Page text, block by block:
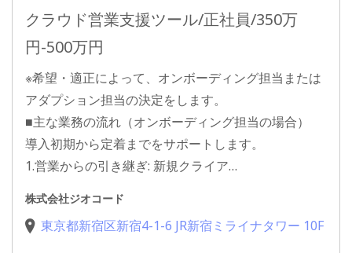
クラウド営業支援ツール/正社員/350万
円-500万円
※希望・適正によって、オンボーディング担当または
アダプション担当の決定をします。
■主な業務の流れ（オンボーディング担当の場合）
導入初期から定着までをサポートします。
1.営業からの引き継ぎ: 新規クライア…
株式会社ジオコード
東京都新宿区新宿4-1-6 JR新宿ミライナタワー 10F